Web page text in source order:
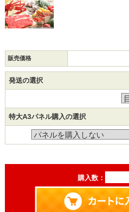
販売価格
発送の選択
特大A3パネル購入の選択
購入数：